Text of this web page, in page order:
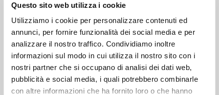
Questo sito web utilizza i cookie
Utilizziamo i cookie per personalizzare contenuti ed
annunci, per fornire funzionalità dei social media e per
analizzare il nostro traffico. Condividiamo inoltre
informazioni sul modo in cui utilizza il nostro sito con i
nostri partner che si occupano di analisi dei dati web,
pubblicità e social media, i quali potrebbero combinarle
con altre informazioni che ha fornito loro o che hanno
candide crea polle d’acqua trasparente molto
suggestive. Tra le valli Ticinesi è quella che ha
mantenuto le sue caratteristiche più autentiche, fatte di
piccoli villaggi di pietra arroccati sulle sue pendici, come
Corippo che è anche il punto di partenza di un
canyoning appassionante ed impegnativo che vedrà
protagoniste le donnavventura.
Riprenderemo il nostro viaggio affrontando prima il